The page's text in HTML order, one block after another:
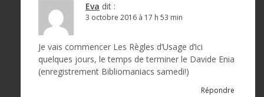
Eva dit :
3 octobre 2016 à 17 h 53 min
Je vais commencer Les Règles d’Usage d’ici
quelques jours, le temps de terminer le Davide Enia
(enregistrement Bibliomaniacs samedi!)
Répondre